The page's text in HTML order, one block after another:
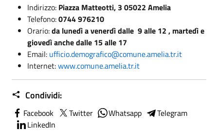
Indirizzo: Piazza Matteotti, 3 05022 Amelia
Telefono:0744 976210
Orario:da lunedì a venerdì dalle 9 alle 12 , martedì e
giovedì anche dalle 15 alle 17
Email: ufficio.demografico@comune.amelia.tr.it
Internet:www.comune.amelia.tr.it
Condividi:
Facebook Twitter Whatsapp
Telegram
LinkedIn